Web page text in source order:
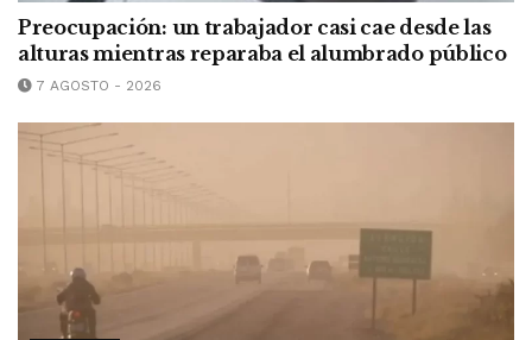
Preocupación: un trabajador casi cae desde las
alturas mientras reparaba el alumbrado público
7 AGOSTO - 2026